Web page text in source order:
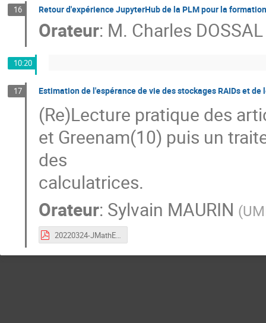
16 Retour d'expérience JupyterHub de la PLM pour la formation
Orateur: M. Charles DOSSAL
10:20
17 Estimation de l'espérance de vie des stockages RAIDs et de
(Re)Lecture pratique des
et Greenam(10) puis un
des
calculatrices.
Orateur: Sylvain MAURIN (
20220324-JMathEspVieRAIDetPerf.pdf